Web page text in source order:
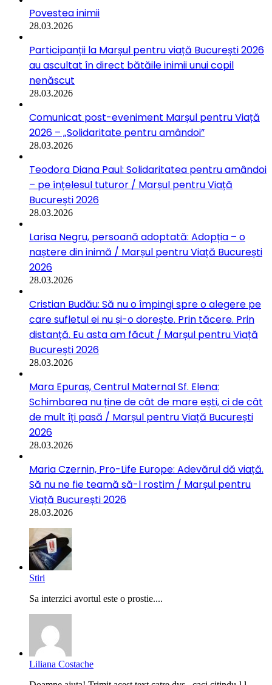
Povestea inimii
28.03.2026
Participanții la Marșul pentru viață București 2026
au ascultat în direct bătăile inimii unui copil
nenăscut
28.03.2026
Comunicat post-eveniment Marșul pentru Viață
2026 – „Solidaritate pentru amândoi”
28.03.2026
Teodora Diana Paul: Solidaritatea pentru amândoi
– pe înțelesul tuturor / Marșul pentru Viață
București 2026
28.03.2026
Larisa Negru, persoană adoptată: Adopția – o
naștere din inimă / Marșul pentru Viață București
2026
28.03.2026
Cristian Budău: Să nu o împingi spre o alegere pe
care sufletul ei nu și-o dorește. Prin tăcere. Prin
distanță. Eu asta am făcut / Marșul pentru Viață
București 2026
28.03.2026
Mara Epuraș, Centrul Maternal Sf. Elena:
Schimbarea nu ține de cât de mare ești, ci de cât
de mult îți pasă / Marșul pentru Viață București
2026
28.03.2026
Maria Czernin, Pro-Life Europe: Adevărul dă viață.
Să nu ne fie teamă să-l rostim / Marșul pentru
Viață București 2026
28.03.2026
Stiri
Sa interzici avortul este o prostie....
Liliana Costache